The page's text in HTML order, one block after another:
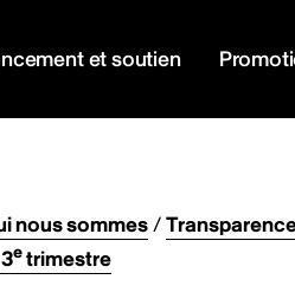
et soutien
nous sommes/
etrimestre